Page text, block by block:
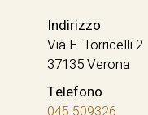
Indirizzo
Via E. Torricelli 2
37135 Verona
Telefono